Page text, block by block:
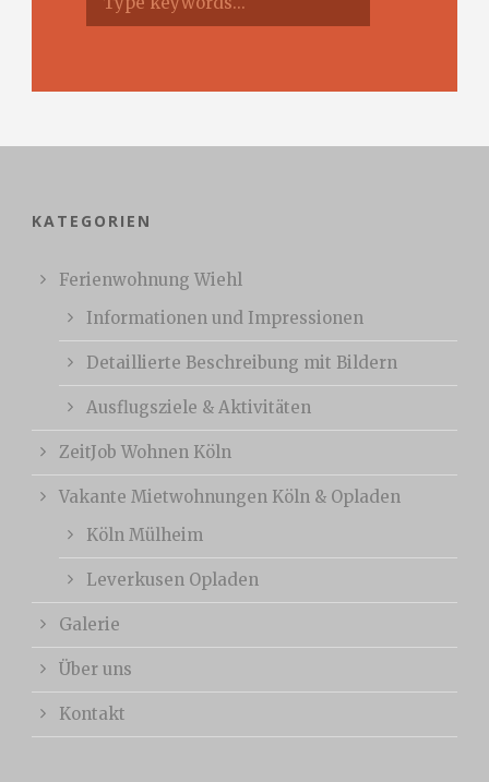
KATEGORIEN
Ferienwohnung Wiehl
Informationen und Impressionen
Detaillierte Beschreibung mit Bildern
Ausflugsziele & Aktivitäten
ZeitJob Wohnen Köln
Vakante Mietwohnungen Köln & Opladen
Köln Mülheim
Leverkusen Opladen
Galerie
Über uns
Kontakt